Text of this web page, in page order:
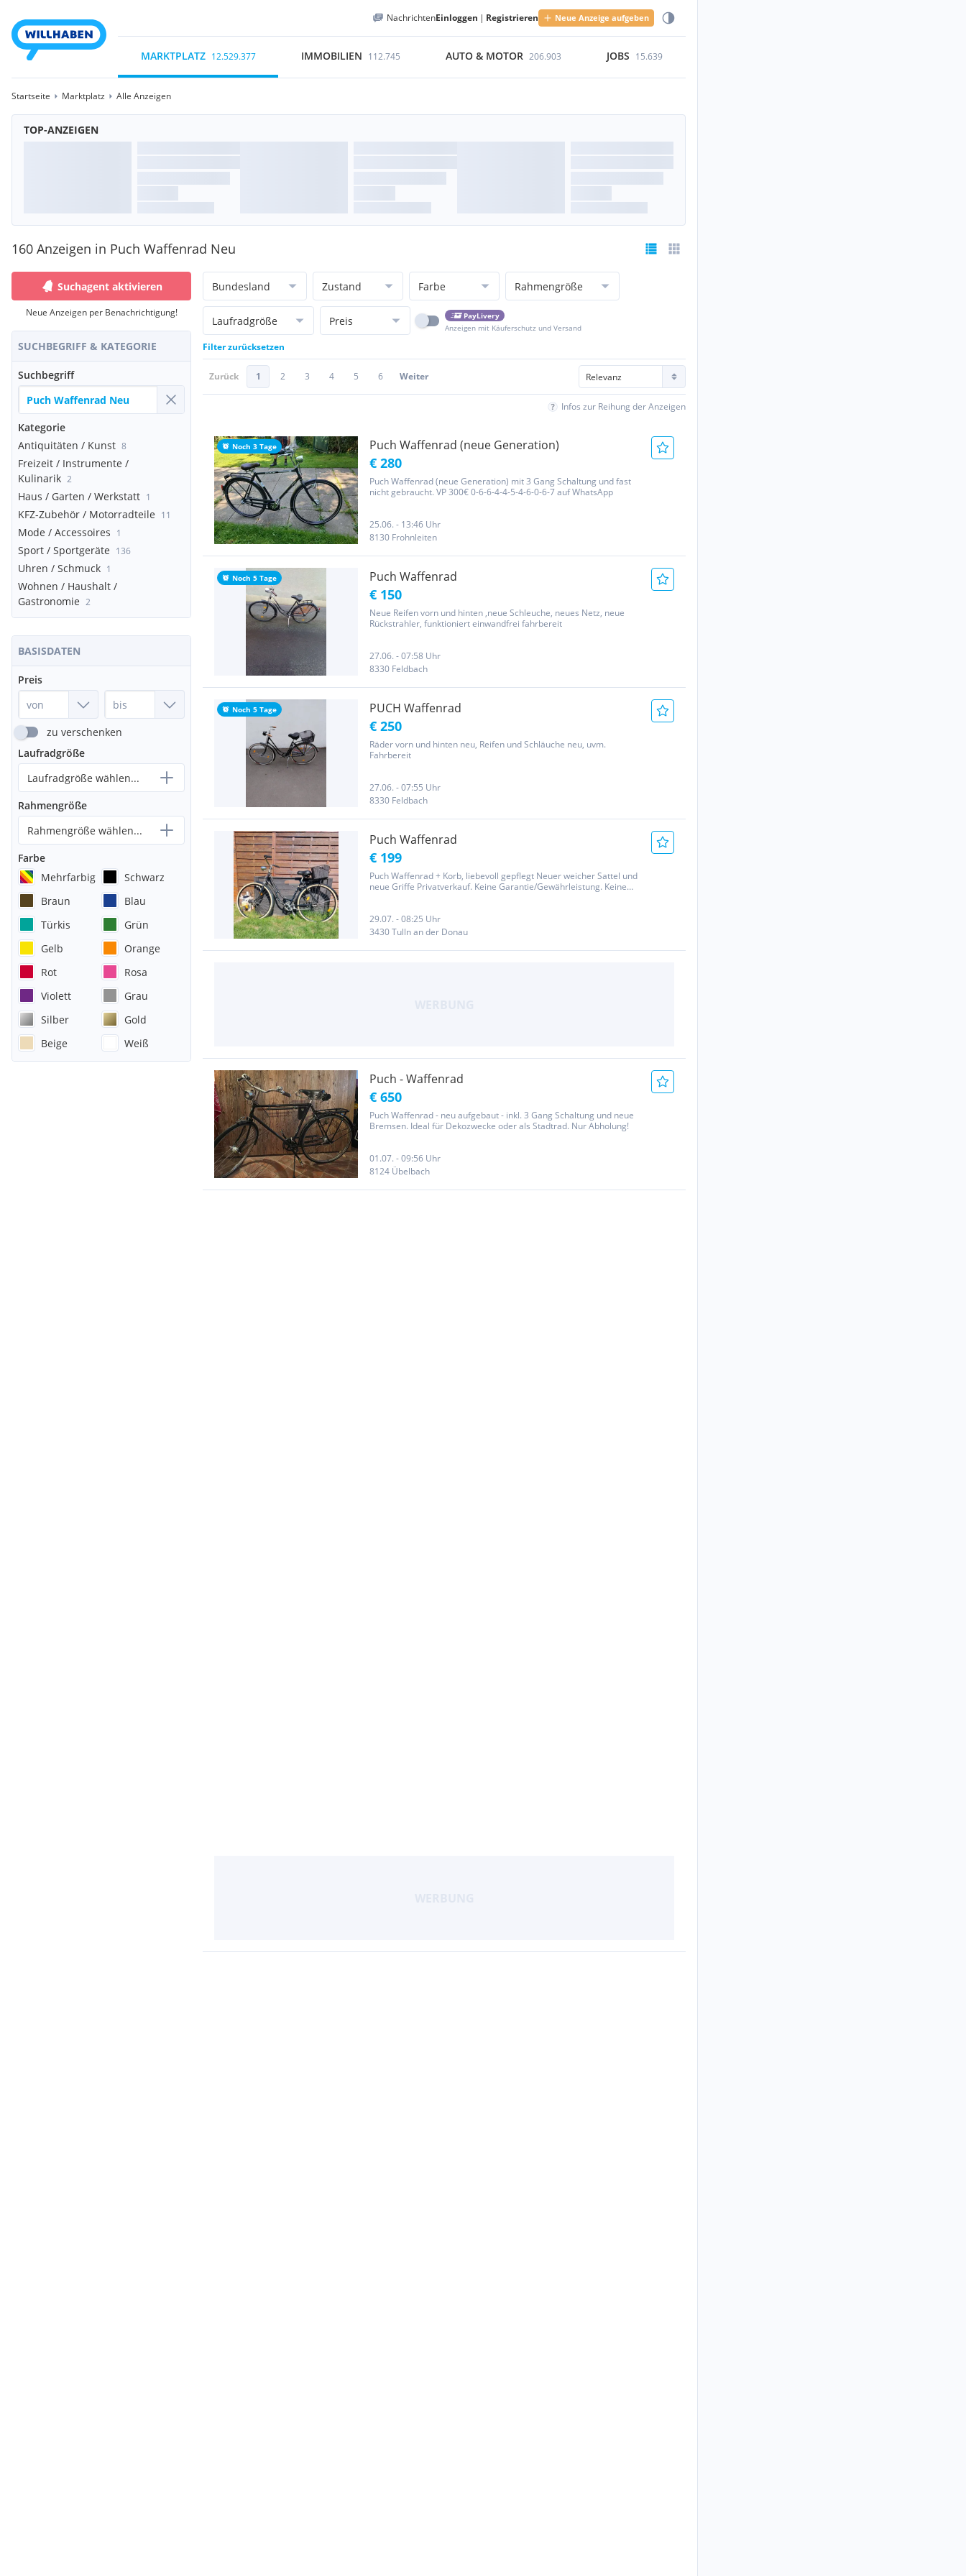
NachrichtenEinloggen | Registrieren Neue Anzeige aufgeben
MARKTPLATZ 12.529.377 IMMOBILIEN 112.745 AUTO & MOTOR 206.903 JOBS 15.639
Startseite Marktplatz Alle Anzeigen
TOP-ANZEIGEN
160 Anzeigen in Puch Waffenrad Neu
Suchagent aktivieren
Neue Anzeigen per Benachrichtigung!
SUCHBEGRIFF & KATEGORIE
Suchbegriff
Kategorie
Antiquitäten / Kunst 8
Freizeit / Instrumente /
Kulinarik 2
Haus / Garten / Werkstatt 1
KFZ-Zubehör / Motorradteile 11
Mode / Accessoires 1
Sport / Sportgeräte 136
Uhren / Schmuck 1
Wohnen / Haushalt /
Gastronomie 2
BASISDATEN
Preis
zu verschenken
Laufradgröße
Laufradgröße wählen...
Rahmengröße
Rahmengröße wählen...
Farbe
Mehrfarbig
Schwarz
Braun
Blau
Türkis
Grün
Gelb
Orange
Rot
Rosa
Violett
Grau
Silber
Gold
Beige
Weiß
Bundesland Zustand Farbe Rahmengröße
Laufradgröße Preis
PayLivery
Anzeigen mit Käuferschutz und Versand
Filter zurücksetzen
Zurück 1 2 3 4 5 6 Weiter
Infos zur Reihung der Anzeigen
Noch 3 Tage Puch Waffenrad (neue Generation)
€ 280
Puch Waffenrad (neue Generation) mit 3 Gang Schaltung und fast
nicht gebraucht. VP 300€ 0-6-6-4-4-5-4-6-0-6-7 auf WhatsApp
25.06. - 13:46 Uhr
8130 Frohnleiten
Noch 5 Tage Puch Waffenrad
€ 150
Neue Reifen vorn und hinten ,neue Schleuche, neues Netz, neue
Rückstrahler, funktioniert einwandfrei fahrbereit
27.06. - 07:58 Uhr
8330 Feldbach
Noch 5 Tage PUCH Waffenrad
€ 250
Räder vorn und hinten neu, Reifen und Schläuche neu, uvm.
Fahrbereit
27.06. - 07:55 Uhr
8330 Feldbach
Puch Waffenrad
€ 199
Puch Waffenrad + Korb, liebevoll gepflegt Neuer weicher Sattel und
neue Griffe Privatverkauf. Keine Garantie/Gewährleistung. Keine
29.07. - 08:25 Uhr
3430 Tulln an der Donau
Puch - Waffenrad
€ 650
Puch Waffenrad - neu aufgebaut - inkl. 3 Gang Schaltung und neue
Bremsen. Ideal für Dekozwecke oder als Stadtrad. Nur Abholung!
01.07. - 09:56 Uhr
8124 Übelbach